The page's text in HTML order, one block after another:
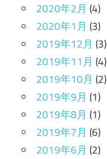
2020年2月 (4)
2020年1月 (3)
2019年12月 (3)
2019年11月 (4)
2019年10月 (2)
2019年9月 (1)
2019年8月 (1)
2019年7月 (6)
2019年6月 (2)